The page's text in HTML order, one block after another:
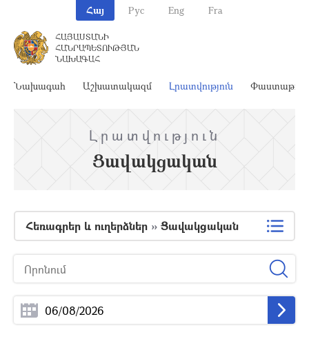
Հայ Рус Eng Fra
ՀԱՅԱՍՏԱՆԻ
ՀԱՆՐԱՊԵՏՈՒԹՅԱՆ
ՆԱԽԱԳԱՀ
Նախագահ Աշխատակազմ Լրատվություն
Լրատվություն
Ցավակցական
Հեռագրեր և ուղերձներ » Ցավակցական